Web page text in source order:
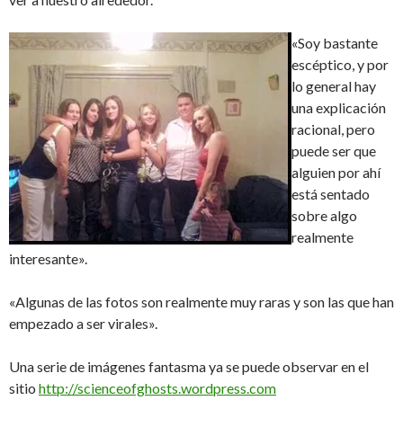
«Soy bastante
escéptico, y por
lo general hay
una explicación
racional, pero
puede ser que
alguien por ahí
está sentado
sobre algo
realmente
interesante».
«Algunas de las fotos son realmente muy raras y son las que han
empezado a ser virales».
Una serie de imágenes fantasma ya se puede observar en el
sitio http://scienceofghosts.wordpress.com